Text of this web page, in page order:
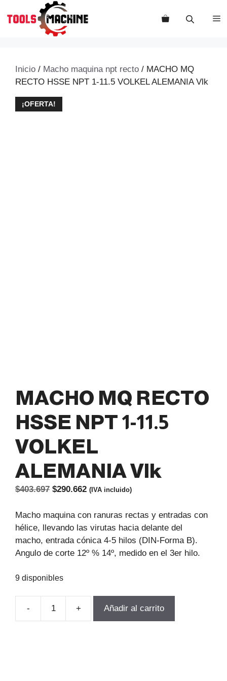
Inicio / Macho maquina npt recto / MACHO MQ
RECTO HSSE NPT 1-11.5 VOLKEL ALEMANIA Vlk
¡OFERTA!
MACHO MQ RECTO
HSSE NPT 1-11.5
VOLKEL
ALEMANIA Vlk
$403.697 El
original
era:
$403.697.
$290.662El
actual
es:
$290.662.
(IVA incluido)
Macho maquina con ranuras rectas y entradas con
hélice, llevando las virutas hacia delante del
macho, entrada cónica 4-5 hilos (DIN-Forma B).
Angulo de corte 12º % 14º, medido en el 3er hilo.
9 disponibles
-
MACHO
+ Añadir al carrito